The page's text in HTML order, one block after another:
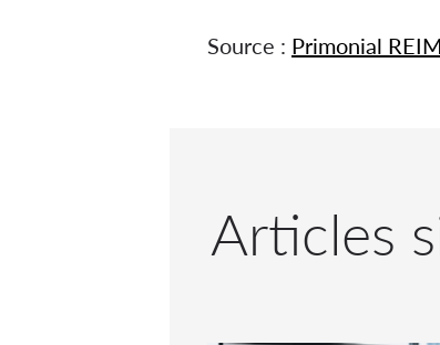
Source : Primonial REIM
Articles